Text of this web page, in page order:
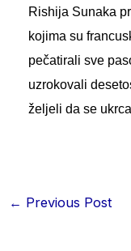
Rishija Sunaka
kojima su
pečatirali sve
uzrokovali
željeli da se
← Previous Post